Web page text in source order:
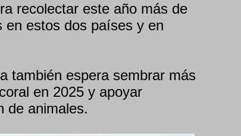
recolectar este año más de
en estos dos países y en
también espera sembrar más
en 2025 y apoyar
de animales.